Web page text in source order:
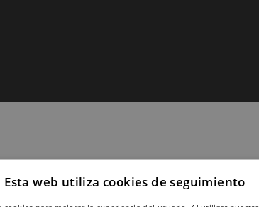
Esta web utiliza cookies de seguimiento